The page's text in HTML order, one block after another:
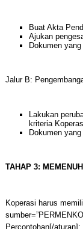
Buat Akta
Ajukan
Dokumen
Jalur B:
Lakukan
kriteria
Dokumen
TAHAP 3:
Koperasi harus
Percontohan[/aturan]: